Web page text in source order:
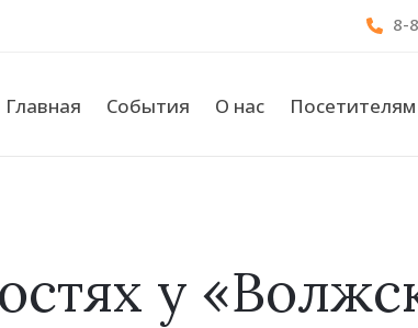
8-
Главная События О нас Посетителям
у